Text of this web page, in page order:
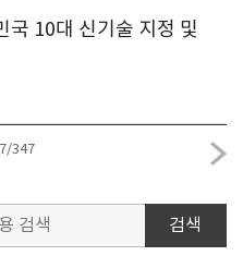
국 10대 신기술 지정 및
/347
검색